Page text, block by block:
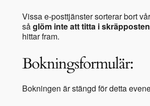
Vissa e-posttjänster sorterar bort
såglöm inte att titta i skräpposten
hittar fram.
Bokningsformulär:
Bokningen är stängd för detta